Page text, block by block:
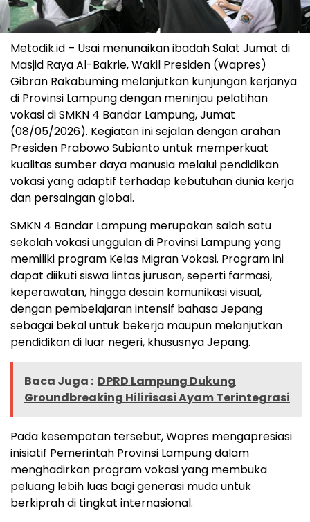
Metodik.id – Usai menunaikan ibadah Salat Jumat di
Masjid Raya Al-Bakrie, Wakil Presiden (Wapres)
Gibran Rakabuming melanjutkan kunjungan kerjanya
di Provinsi Lampung dengan meninjau pelatihan
vokasi di SMKN 4 Bandar Lampung, Jumat
(08/05/2026). Kegiatan ini sejalan dengan arahan
Presiden Prabowo Subianto untuk memperkuat
kualitas sumber daya manusia melalui pendidikan
vokasi yang adaptif terhadap kebutuhan dunia kerja
dan persaingan global.
SMKN 4 Bandar Lampung merupakan salah satu
sekolah vokasi unggulan di Provinsi Lampung yang
memiliki program Kelas Migran Vokasi. Program ini
dapat diikuti siswa lintas jurusan, seperti farmasi,
keperawatan, hingga desain komunikasi visual,
dengan pembelajaran intensif bahasa Jepang
sebagai bekal untuk bekerja maupun melanjutkan
pendidikan di luar negeri, khususnya Jepang.
Baca Juga : DPRD Lampung Dukung
Groundbreaking Hilirisasi Ayam Terintegrasi
Pada kesempatan tersebut, Wapres mengapresiasi
inisiatif Pemerintah Provinsi Lampung dalam
menghadirkan program vokasi yang membuka
peluang lebih luas bagi generasi muda untuk
berkiprah di tingkat internasional.